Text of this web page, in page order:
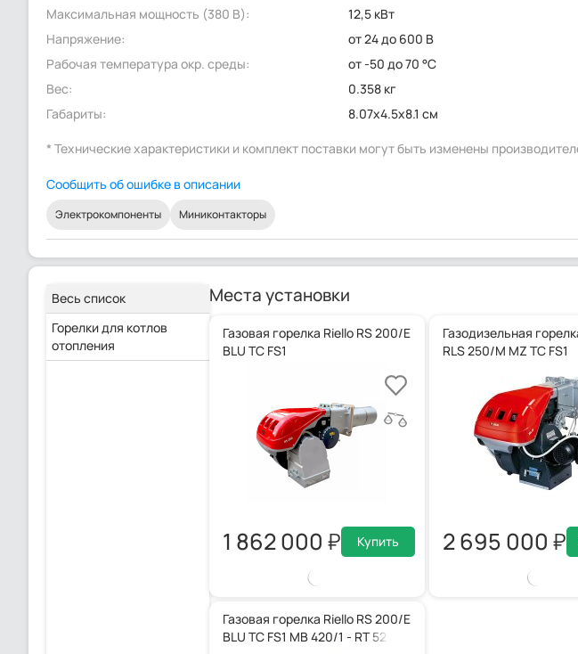
Максимальная мощность (380 В):
12,5 кВт
Напряжение:
от 24 до 600 В
Рабочая температура окр. среды:
от -50 до 70 °C
Вес:
0.358 кг
Габариты:
8.07x4.5x8.1 см
* Технические характеристики и комплект поставки могут быть изменены
Сообщить об ошибке в описании
Электрокомпоненты Миниконтакторы
Весь список
Горелки для котлов
отопления
Места установки
Газовая горелка Riello RS 200/E
BLU TC FS1
1 862 000 Купить
Газодизельная
RLS 250/M MZ TC FS1
2 695 000
Газовая горелка Riello RS 200/E
BLU TC FS1 MB 420/1 - RT 52